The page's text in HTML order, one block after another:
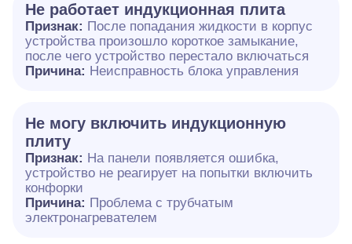
Не работает индукционная плита
Признак: После попадания жидкости в корпус
устройства произошло короткое замыкание,
после чего устройство перестало включаться
Причина: Неисправность блока управления
Не могу включить индукционную
плиту
Признак: На панели появляется ошибка,
устройство не реагирует на попытки включить
конфорки
Причина: Проблема с трубчатым
электронагревателем